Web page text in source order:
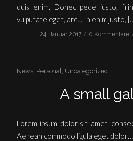
quis enim. Donec pede justo,
vulputate eget, arcu. In enim justo,
24. Januar 2017 / 0 Kommentare
News, Personal Uncategorized
A small
Lorem ipsum dolor sit amet,
Aenean commodo ligula eget dolor…